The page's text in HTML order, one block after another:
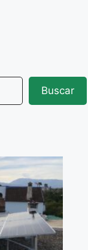
Buscar